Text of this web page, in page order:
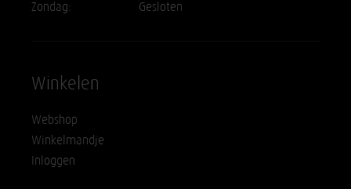
Zondag:
Gesloten
Winkelen
Webshop
Winkelmandje
Inloggen